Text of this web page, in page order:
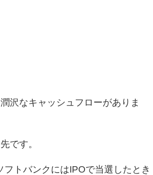
沢なキャッシュフローがありま
です。
トバンクにはIPOで当選したとき